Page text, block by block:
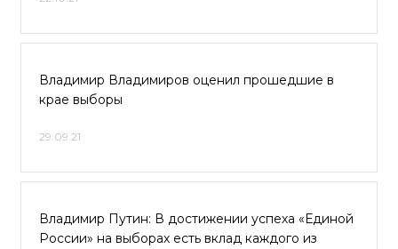
Владимир Владимиров оценил прошедшие в
крае выборы
29.09.21
Владимир Путин: В достижении успеха «Единой
России» на выборах есть вклад каждого из